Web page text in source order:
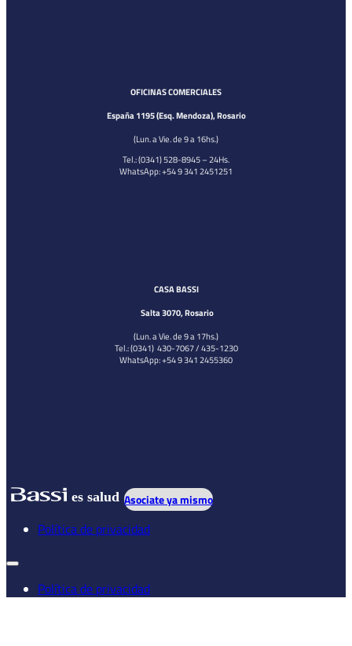
OFICINAS COMERCIALES
España 1195 (Esq. Mendoza), Rosario
(Lun. a Vie. de 9 a 16hs.)
Tel.: (0341) 528-8945 – 24Hs.
WhatsApp: +54 9 341 2451251
CASA BASSI
Salta 3070, Rosario
(Lun. a Vie. de 9 a 17hs.)
Tel.: (0341) 430-7067 / 435-1230
WhatsApp: +54 9 341 2455360
es salud Asociate ya mismo
Política de privacidad
Política de privacidad